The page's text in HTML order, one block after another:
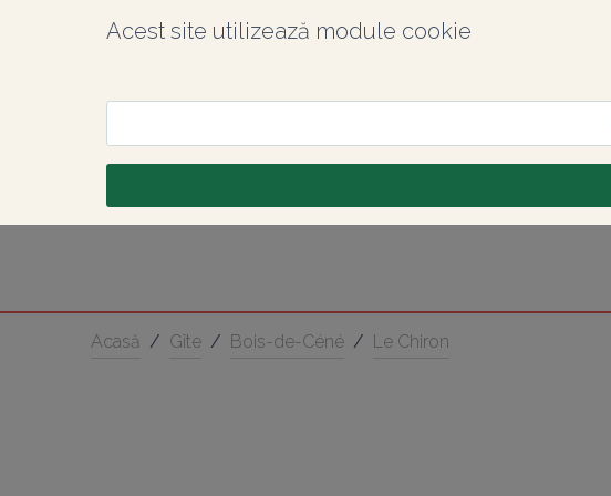
Acest site utilizează module cookie
Acasă / Gîte / Bois-de-Céné / Le Chiron